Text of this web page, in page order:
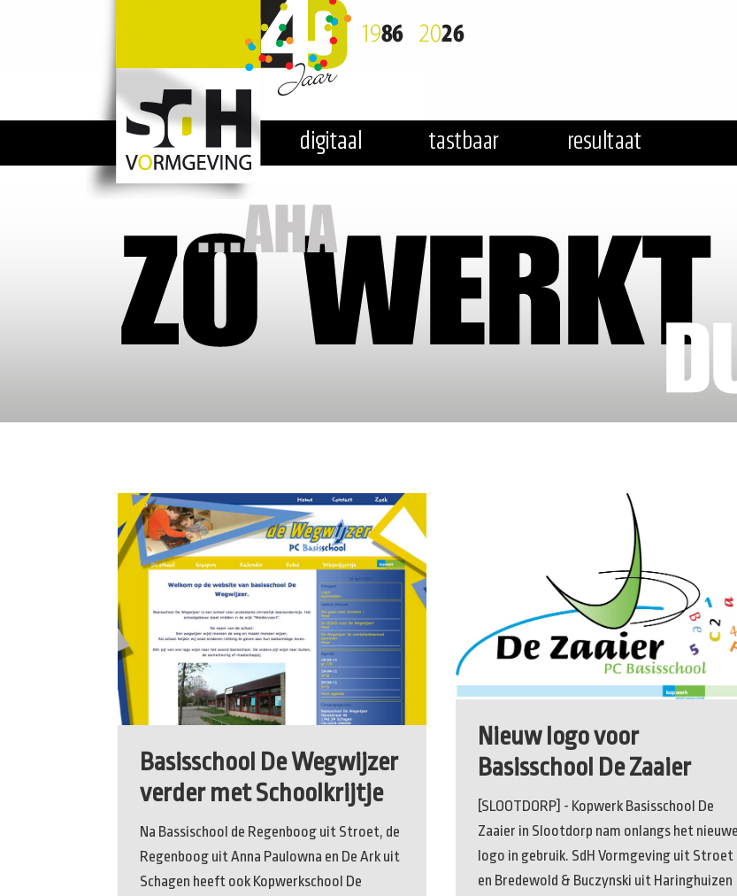
Basisschool De Wegwijzer
verder met Schoolkrijtje
Na Bassischool de Regenboog uit Stroet, de
Regenboog uit Anna Paulowna en De Ark uit
Schagen heeft ook Kopwerkschool De
Nieuw logo voor
Basisschool De Zaaier
[SLOOTDORP] - Kopwerk Basisschool De
Zaaier in Slootdorp nam onlangs het nieuwe
logo in gebruik. SdH Vormgeving uit Stroet
en Bredewold & Buczynski uit Haringhuizen